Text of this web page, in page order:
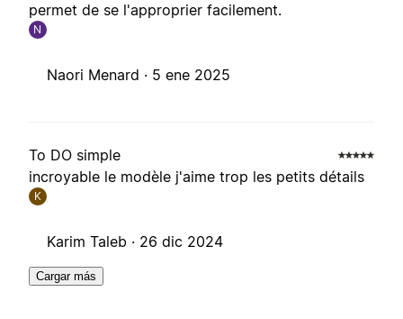
permet de se l'approprier facilement.
N
Naori Menard · 5 ene 2025
To DO simple
incroyable le modèle j'aime trop les petits détails
K
Karim Taleb · 26 dic 2024
Cargar más